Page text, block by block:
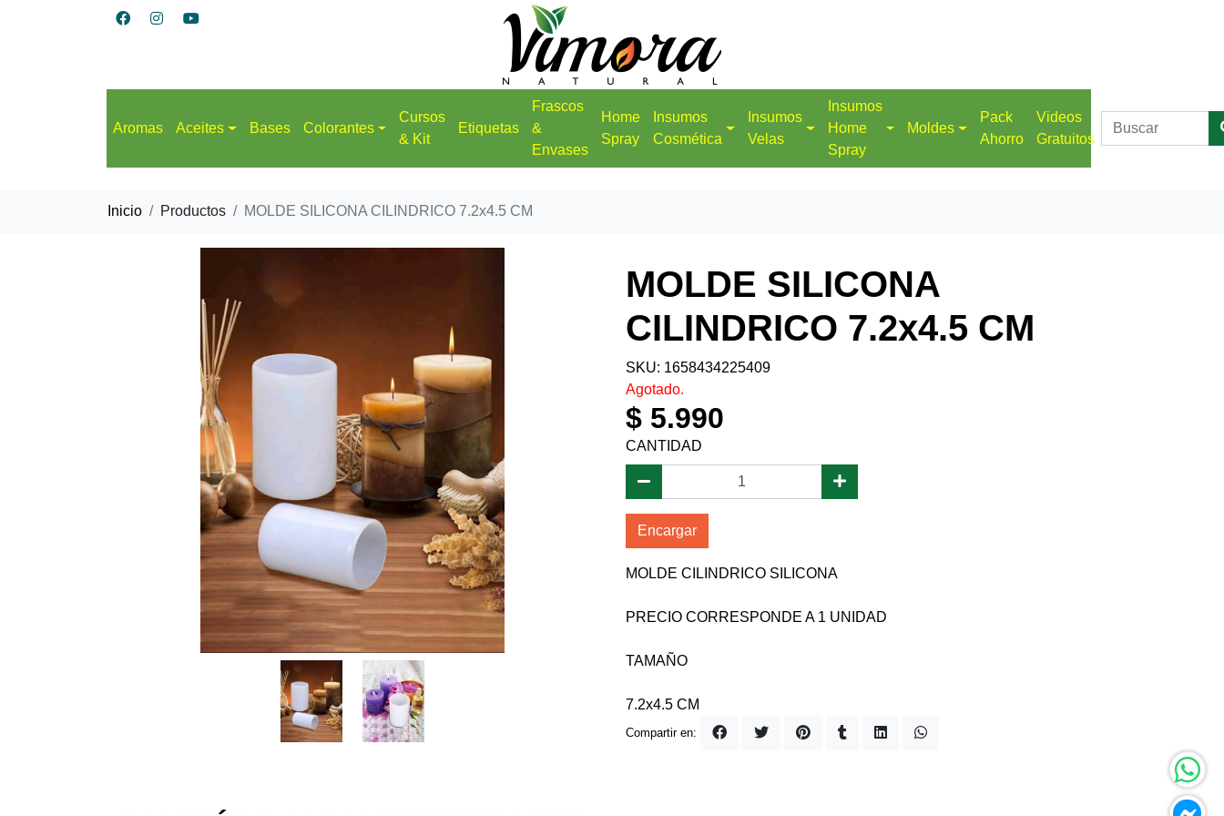
Aromas Aceites Bases Colorantes
Cursos
& Kit
Etiquetas
Frascos
&
Envases
Home
Spray
Insumos
Cosmética
Insumos
Velas
Insumos
Home
Spray
Moldes
Pack
Ahorro
Videos
Gratuitos
Inicio Productos MOLDE SILICONA CILINDRICO 7.2x4.5 CM
MOLDE SILICONA
CILINDRICO 7.2x4.5 CM
SKU: 1658434225409
Agotado.
$ 5.990
CANTIDAD
Encargar
MOLDE CILINDRICO SILICONA
PRECIO CORRESPONDE A 1 UNIDAD
TAMAÑO
7.2x4.5 CM
Compartir en: